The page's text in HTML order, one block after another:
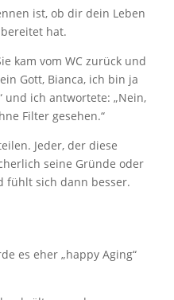
ist, ob dir dein Leben
hat.
kam vom WC zurück und
Gott, Bianca, ich bin ja
und ich antwortete: „Nein,
Filter gesehen.“
Jeder, der diese
seine Gründe oder
fühlt sich dann besser.
es eher „happy Aging“